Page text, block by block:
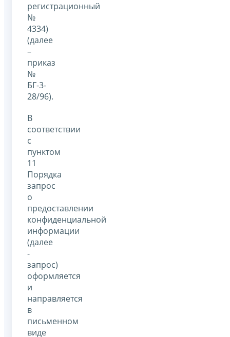
регистрационный
№
4334)
(далее
–
приказ
№
БГ-3-
28/96).
В
соответствии
с
пунктом
11
Порядка
запрос
о
предоставлении
конфиденциальной
информации
(далее
-
запрос)
оформляется
и
направляется
в
письменном
виде